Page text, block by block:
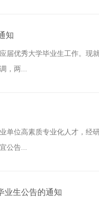
知
届优秀大学毕业生工作。现
，两...
单位高素质专业化人才，经
公告...
业生公告的通知